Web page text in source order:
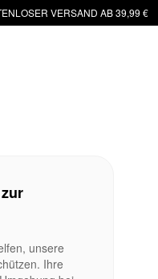
VERSAND AB 39,99 €
unsere
Ihre